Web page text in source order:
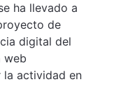
ha llevado a
de
digital del
web
actividad en